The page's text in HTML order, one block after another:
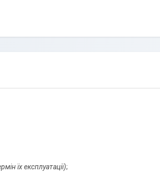
їх експлуатації);